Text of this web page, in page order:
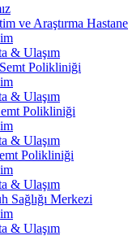
ve Araştırma
& Ulaşım
Polikliniği
& Ulaşım
Polikliniği
& Ulaşım
Polikliniği
& Ulaşım
Sağlığı Merkezi
& Ulaşım